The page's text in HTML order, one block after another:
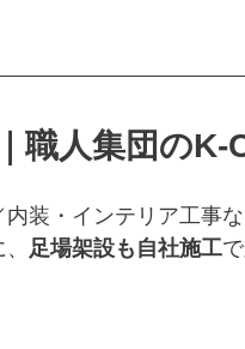
職人集団のK-
装・インテリア工事
足場架設も自社施工